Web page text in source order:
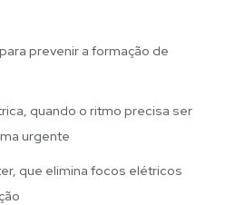
prevenir a formação de
quando o ritmo precisa ser
urgente
que elimina focos elétricos